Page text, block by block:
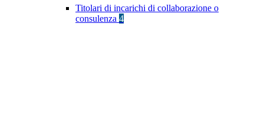
Titolari di incarichi di collaborazione o
consulenza 4